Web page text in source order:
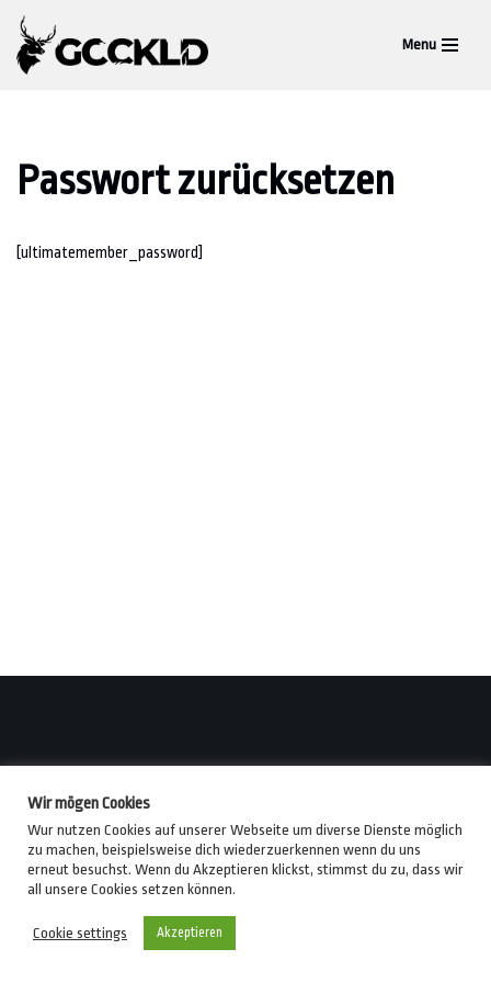
Zum
Menu
Passwort zurücksetzen
[ultimatemember_password]
Impressum
Wir mögen Cookies
Wur nutzen Cookies auf unserer Webseite um diverse Dienste möglich
zu machen, beispielsweise dich wiederzuerkennen wenn du uns
erneut besuchst. Wenn du Akzeptieren klickst, stimmst du zu, dass wir
all unsere Cookies setzen können.
Cookie settings Akzeptieren